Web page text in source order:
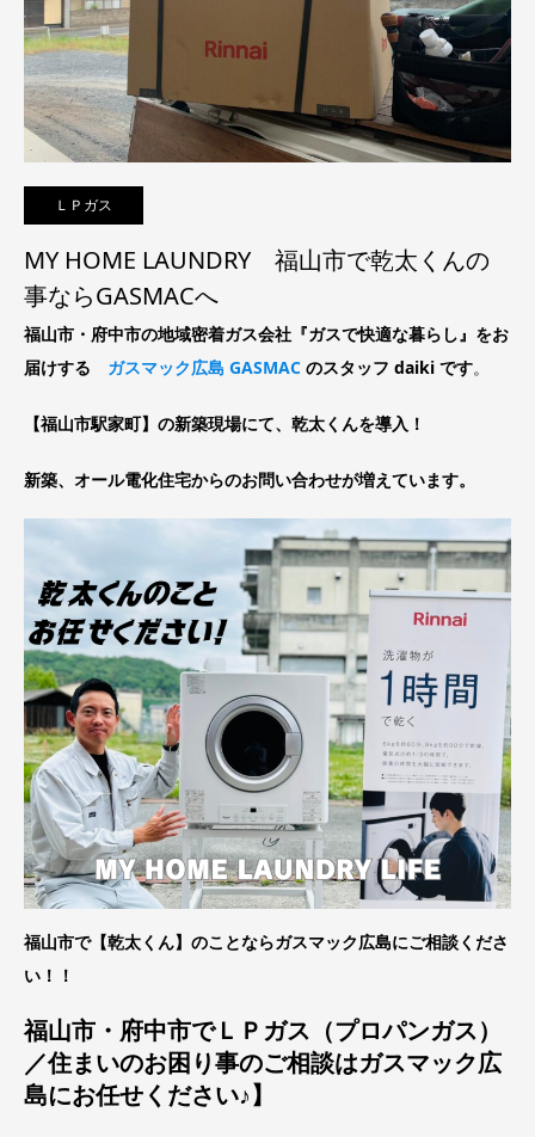
ＬＰガス
MY HOME LAUNDRY 福山市で乾太くんの
事ならGASMACへ
福山市・府中市の地域密着ガス会社『ガスで快適な暮らし』をお
届けする ガスマック広島 GASMAC のスタッフ daiki です。
【福山市駅家町】の新築現場にて、乾太くんを導入！
新築、オール電化住宅からのお問い合わせが増えています。
福山市で【乾太くん】のことならガスマック広島にご相談くださ
い！！
福山市・府中市でＬＰガス（プロパンガス）
／住まいのお困り事のご相談はガスマック広
島にお任せください♪】